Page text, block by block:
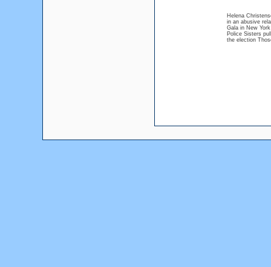
Helena
in an abusive
Gala in New
Police Sisters
the election